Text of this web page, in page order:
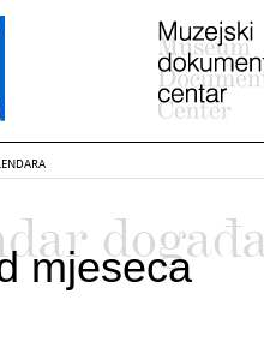
mjeseca